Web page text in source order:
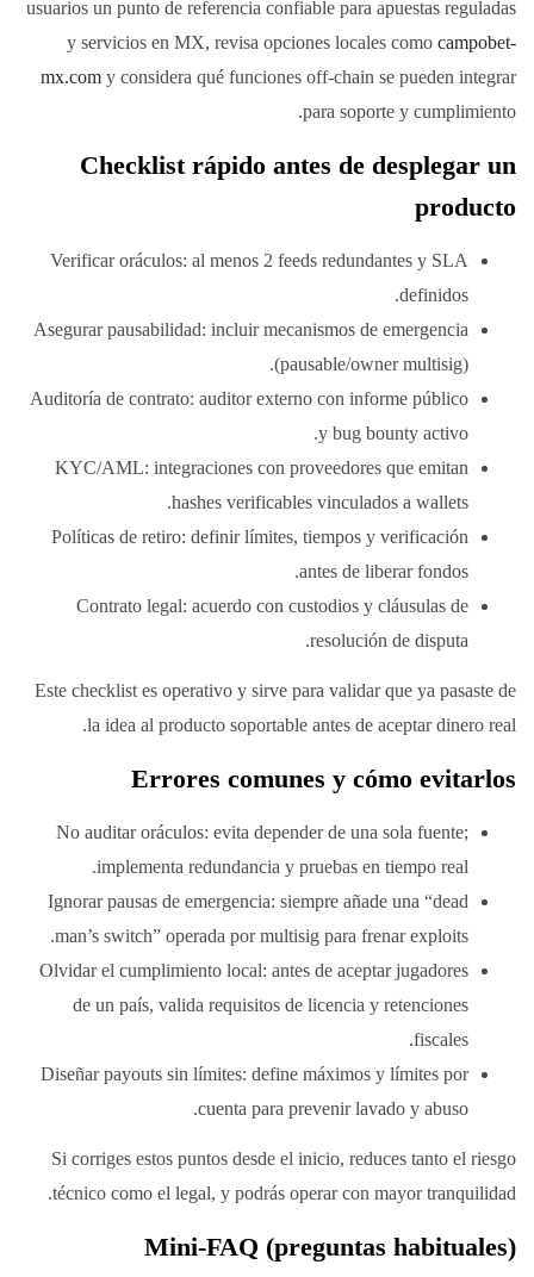
usuarios un punto de referencia confiable para apuestas reguladas
y servicios en MX, revisa opciones locales como campobet-
mx.com y considera qué funciones off-chain se pueden integrar
para soporte y cumplimiento.
Checklist rápido antes de desplegar un
producto
Verificar oráculos: al menos 2 feeds redundantes y SLA
definidos.
Asegurar pausabilidad: incluir mecanismos de emergencia
(pausable/owner multisig).
Auditoría de contrato: auditor externo con informe público
y bug bounty activo.
KYC/AML: integraciones con proveedores que emitan
hashes verificables vinculados a wallets.
Políticas de retiro: definir límites, tiempos y verificación
antes de liberar fondos.
Contrato legal: acuerdo con custodios y cláusulas de
resolución de disputa.
Este checklist es operativo y sirve para validar que ya pasaste de
la idea al producto soportable antes de aceptar dinero real.
Errores comunes y cómo evitarlos
No auditar oráculos: evita depender de una sola fuente;
implementa redundancia y pruebas en tiempo real.
Ignorar pausas de emergencia: siempre añade una “dead
man’s switch” operada por multisig para frenar exploits.
Olvidar el cumplimiento local: antes de aceptar jugadores
de un país, valida requisitos de licencia y retenciones
fiscales.
Diseñar payouts sin límites: define máximos y límites por
cuenta para prevenir lavado y abuso.
Si corriges estos puntos desde el inicio, reduces tanto el riesgo
técnico como el legal, y podrás operar con mayor tranquilidad.
Mini-FAQ (preguntas habituales)